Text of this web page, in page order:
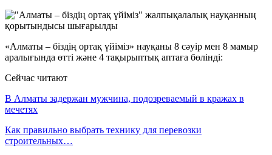
«Алматы – біздің ортақ үйіміз» науқаны 8 сәуір мен 8 мамыр
аралығында өтті және 4 тақырыптық аптаға бөлінді:
Сейчас читают
В Алматы задержан мужчина, подозреваемый в кражах в
мечетях
Как правильно выбрать технику для перевозки
строительных…